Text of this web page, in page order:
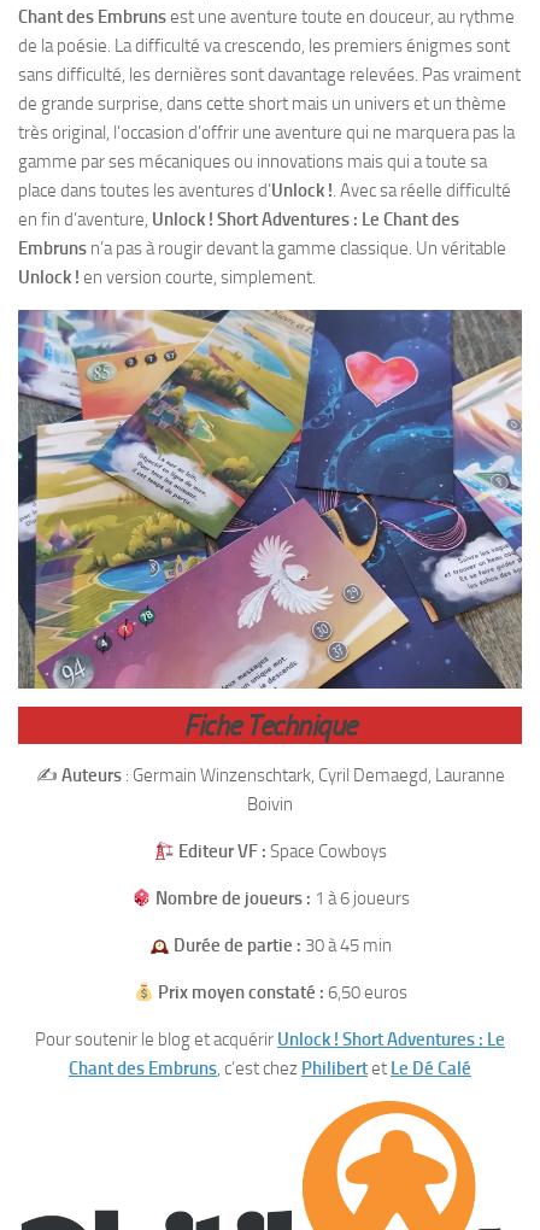
Chant des Embrunsest une aventure toute en douceur, au rythme
de la poésie. La difficulté va crescendo, les premiers énigmes sont
sans difficulté, les dernières sont davantage relevées. Pas vraiment
de grande surprise, dans cette short mais un univers et un thème
très original, l’occasion d’offrir une aventure qui ne marquera pas la
gamme par ses mécaniques ou innovations mais qui a toute sa
place dans toutes les aventures d’Unlock !. Avec sa réelle difficulté
en fin d’aventure, Unlock ! Short Adventures : Le Chant des
Embruns n’a pas à rougir devant la gamme classique. Un véritable
Unlock ! en version courte, simplement.
Fiche Technique
✍️ Auteurs: Germain Winzenschtark, Cyril Demaegd, Lauranne
Boivin
Editeur VF : Space Cowboys
Nombre de joueurs : 1 à 6 joueurs
Durée de partie : 30 à 45 min
Prix moyen constaté : 6,50 euros
Pour soutenir le blog et acquérir Unlock ! Short Adventures : Le
Chant des Embruns, c’est chez Philibertet Le Dé Calé